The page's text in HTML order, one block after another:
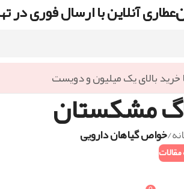
عطاری آنلاین با ارسال فوری در
خرید بالای یک میلیون و دویست
مشکستان /خواص گیاهان دارویی